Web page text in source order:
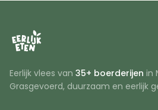
Eerlijk vlees van 35+ boerderijen in
Grasgevoerd, duurzaam en eerlijk